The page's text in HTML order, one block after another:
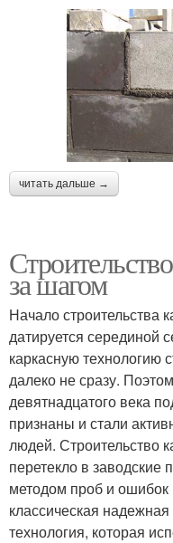
читать дальше →
за шагом
Начало строительства
датируется серединой
каркасную технологию
далеко не сразу.
девятнадцатого века
признаны и стали
людей. Строительство
перетекло в
методом проб и ошибок
классическая
технология, которая